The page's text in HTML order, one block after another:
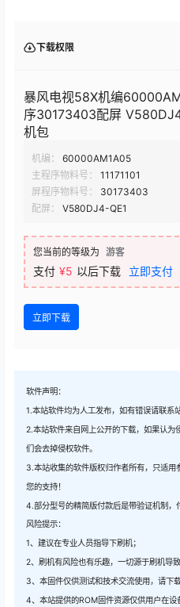
下载权限
暴风电视58X机编
序30173403配屏
机包
机编：
60000AM1A05
主程序物料号：
11171101
屏程序物料号：
30173403
配屏：
V580DJ4-QE1
您当前的等级为 游客
支付 ¥5 以后下载 立即支付
立即下载
软件声明：
1.本站软件均为人工发布，如有错误请联系站
2.本站软件来自网上公开的下载，如果认为
们会去掉侵权软件。
3.本站收集的软件版权归作者所有，只适
您的支持！
4.部分型号的精简版付款后是带验证机制，
风险提示：
1、建议在专业人员指导下刷机；
2、刷机有风险也有乐趣，一切源于刷机导
3、本固件仅供测试和技术交流使用，请下
4、本站提供的ROM固件资源仅供用户在设